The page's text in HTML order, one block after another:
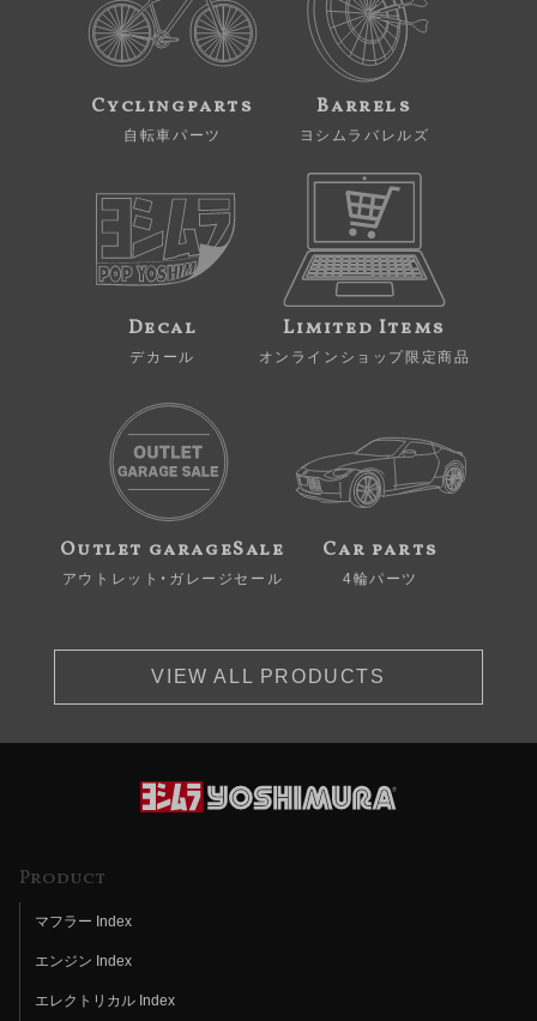
Cyclingparts
自転車パーツ
Barrels
ヨシムラバレルズ
Decal
デカール
Limited Items
オンラインショップ限定商品
Outlet garageSale
アウトレット・ガレージセール
Car parts
4輪パーツ
VIEW ALL PRODUCTS
Product
マフラー Index
エンジン Index
エレクトリカル Index